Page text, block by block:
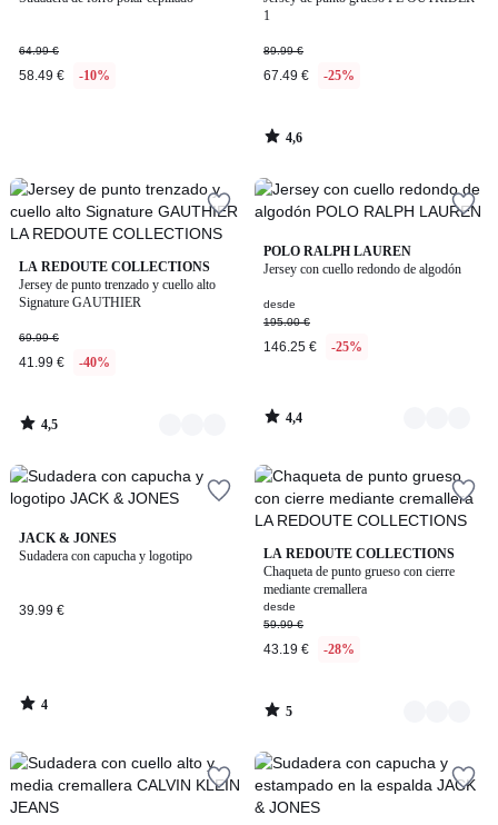
64.99 €
58.49 € -10%
1
89.99 €
67.49 € -25%
4,6
LA REDOUTE COLLECTIONS
Jersey de punto trenzado y cuello alto
Signature GAUTHIER
69.99 €
41.99 € -40%
4,5
/ 5
2
Colores
4,5
POLO RALPH LAUREN
Jersey con cuello redondo de algodón
desde
195.00 €
146.25 € -25%
4,4
/ 5
3
Colores
4,4
JACK & JONES
Sudadera con capucha y logotipo
39.99 €
4
/
4
LA REDOUTE COLLECTIONS
Chaqueta de punto grueso con cierre
mediante cremallera
desde
59.99 €
43.19 € -28%
5
/
5
2
Colores
5